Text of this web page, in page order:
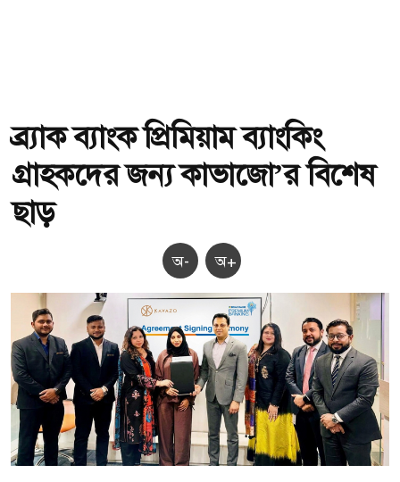
ব্র্যাক ব্যাংক প্রিমিয়াম ব্যাংকিং
গ্রাহকদের জন্য কাভাজো’র বিশেষ
ছাড়
অ- অ+